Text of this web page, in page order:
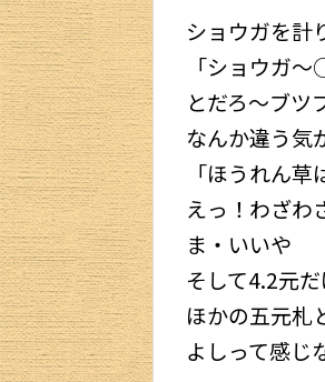
ショウガを計
「ショウガ
とだろ～ブツ
なんか違う
「ほうれん草
えっ！わざわ
ま・いいや
そして4.2元
ほかの五元札
よしって感じ